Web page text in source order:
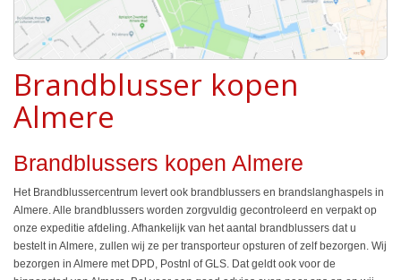
Brandblusser kopen
Almere
Brandblussers kopen Almere
Het Brandblussercentrum levert ook brandblussers en brandslanghaspels in
Almere. Alle brandblussers worden zorgvuldig gecontroleerd en verpakt op
onze expeditie afdeling. Afhankelijk van het aantal brandblussers dat u
bestelt in Almere, zullen wij ze per transporteur opsturen of zelf bezorgen. Wij
bezorgen in Almere met DPD, Postnl of GLS. Dat geldt ook voor de